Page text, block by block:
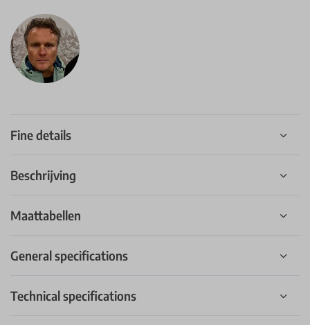
Fine details
Beschrijving
Maattabellen
General specifications
Technical specifications